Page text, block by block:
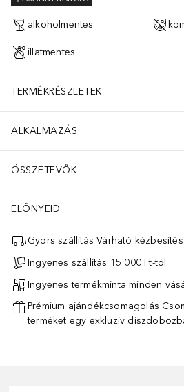
alkoholmentes
illatmentes
TERMÉKRÉSZLETEK
ALKALMAZÁS
ÖSSZETEVŐK
ELŐNYEID
Gyors szállítás Várható
Ingyenes szállítás 15 000 Ft-tól
Ingyenes termékminta minden
Prémium ajándékcsomagolás
terméket egy exkluzív